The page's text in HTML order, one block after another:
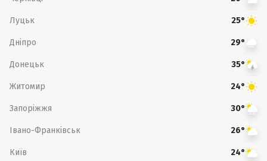
Луцьк 25°
Дніпро 29°
Донецьк 35°
Житомир 24°
Запоріжжя 30°
Івано-Франківськ 26°
Київ 24°